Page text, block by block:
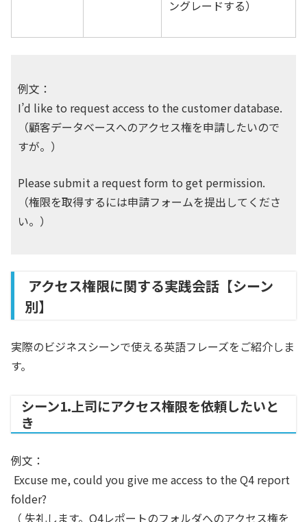
ングレードする）
例文：
I’d like to request access to the customer database.
（顧客データベースへのアクセス権を申請したいので
すが。）
Please submit a request form to get permission.
（権限を取得するには申請フォームを提出してくださ
い。）
アクセス権限に関する実践会話【シーン
別】
実際のビジネスシーンで使える英語フレーズをご紹介しま
す。
シーン1.上司にアクセス権限を依頼したいと
き
例文：
Excuse me, could you give me access to the Q4 report
folder?
（ 失礼します。Q4レポートのフォルダへのアクセス権を